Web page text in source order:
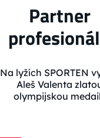
Partner
Na lyžích SPORTEN
Aleš Valenta
olympijskou